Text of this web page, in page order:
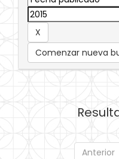
Comenzar nueva
Anterior